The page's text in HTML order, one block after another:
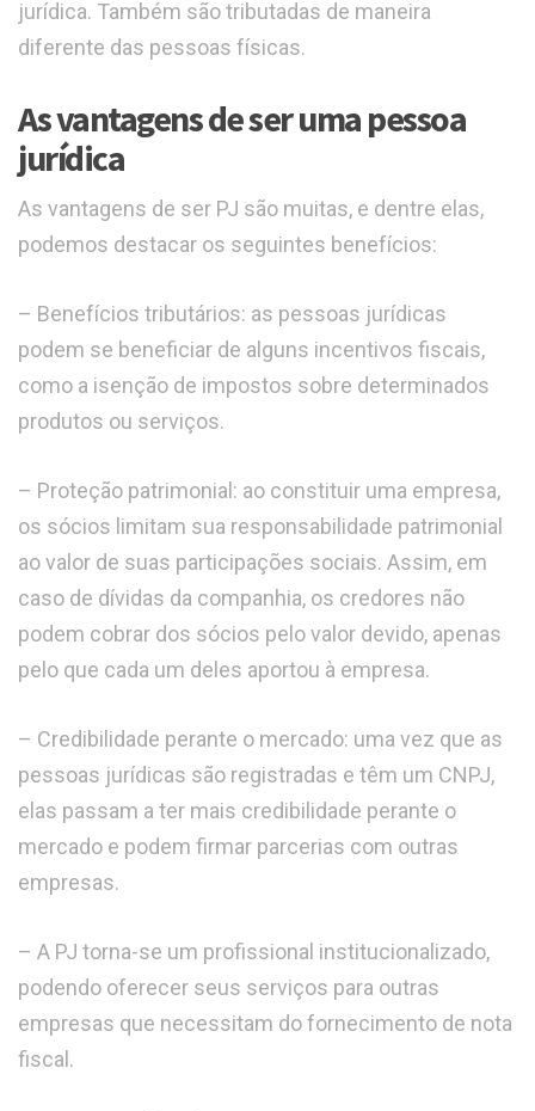
jurídica. Também são tributadas de maneira
diferente das pessoas físicas.
As vantagens de ser uma pessoa
jurídica
As vantagens de ser PJ são muitas, e dentre elas,
podemos destacar os seguintes benefícios:
– Benefícios tributários: as pessoas jurídicas
podem se beneficiar de alguns incentivos fiscais,
como a isenção de impostos sobre determinados
produtos ou serviços.
– Proteção patrimonial: ao constituir uma empresa,
os sócios limitam sua responsabilidade patrimonial
ao valor de suas participações sociais. Assim, em
caso de dívidas da companhia, os credores não
podem cobrar dos sócios pelo valor devido, apenas
pelo que cada um deles aportou à empresa.
– Credibilidade perante o mercado: uma vez que as
pessoas jurídicas são registradas e têm um CNPJ,
elas passam a ter mais credibilidade perante o
mercado e podem firmar parcerias com outras
empresas.
– A PJ torna-se um profissional institucionalizado,
podendo oferecer seus serviços para outras
empresas que necessitam do fornecimento de nota
fiscal.